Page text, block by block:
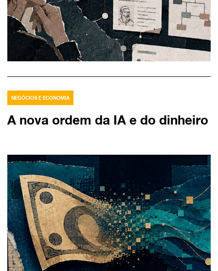
NEGÓCIOS E ECONOMIA
A nova ordem da IA e do dinheiro